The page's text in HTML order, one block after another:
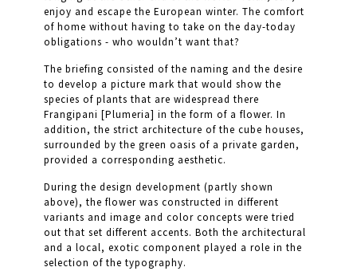
enjoy and escape the European winter. The comfort
of home without having to take on the day-today
obligations - who wouldn’t want that?
The briefing consisted of the naming and the desire
to develop a picture mark that would show the
species of plants that are widespread there
Frangipani [Plumeria] in the form of a flower. In
addition, the strict architecture of the cube houses,
surrounded by the green oasis of a private garden,
provided a corresponding aesthetic.
During the design development (partly shown
above), the flower was constructed in different
variants and image and color concepts were tried
out that set different accents. Both the architectural
and a local, exotic component played a role in the
selection of the typography.